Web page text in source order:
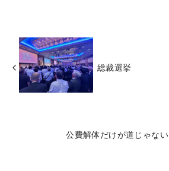
総裁選挙
公費解体だけが道じゃない